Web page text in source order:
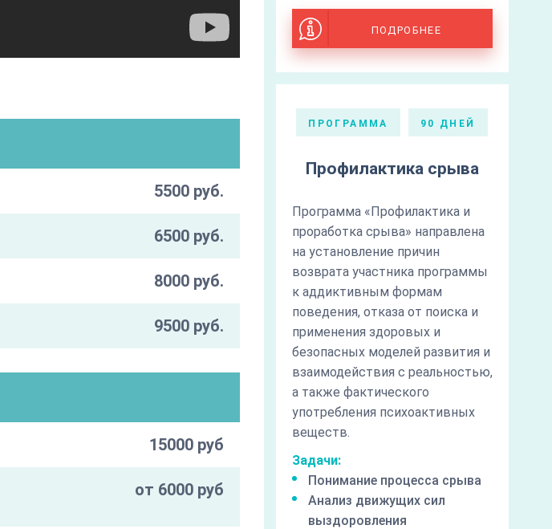
5500 руб.
6500 руб.
8000 руб.
9500 руб.
15000 руб
от 6000 руб
ПОДРОБНЕЕ
ПРОГРАММА 90 ДНЕЙ
Профилактика срыва
Программа «Профилактика и
проработка срыва» направлена
на установление причин
возврата участника программы
к аддиктивным формам
поведения, отказа от поиска и
применения здоровых и
безопасных моделей развития и
взаимодействия с реальностью,
а также фактического
употребления психоактивных
веществ.
Задачи:
Понимание процесса срыва
Анализ движущих сил
выздоровления